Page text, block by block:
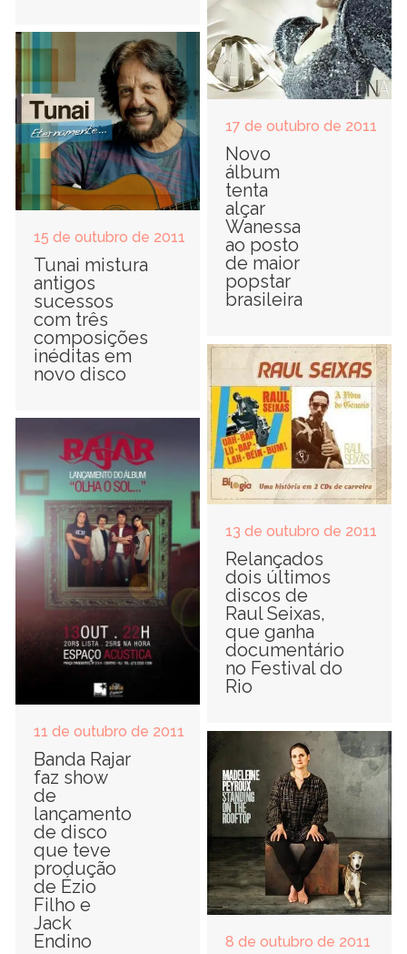
17 de outubro de 2011
Novo
álbum
tenta
alçar
Wanessa
ao posto
de maior
popstar
brasileira
15 de outubro de 2011
Tunai mistura
antigos
sucessos
com três
composições
inéditas em
novo disco
13 de outubro de 2011
Relançados
dois últimos
discos de
Raul Seixas,
que ganha
documentário
no Festival do
Rio
11 de outubro de 2011
Banda Rajar
faz show
de
lançamento
de disco
que teve
produção
de Ézio
Filho e
Jack
Endino
8 de outubro de 2011